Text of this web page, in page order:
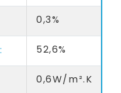
0,3%
52,6%
0,6W/m².K